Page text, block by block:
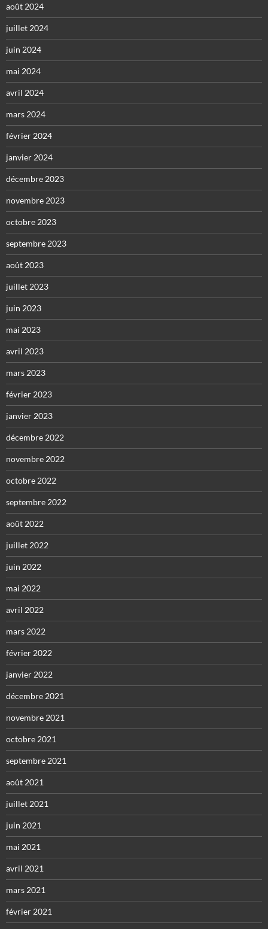
août 2024
juillet 2024
juin 2024
mai 2024
avril 2024
mars 2024
février 2024
janvier 2024
décembre 2023
novembre 2023
octobre 2023
septembre 2023
août 2023
juillet 2023
juin 2023
mai 2023
avril 2023
mars 2023
février 2023
janvier 2023
décembre 2022
novembre 2022
octobre 2022
septembre 2022
août 2022
juillet 2022
juin 2022
mai 2022
avril 2022
mars 2022
février 2022
janvier 2022
décembre 2021
novembre 2021
octobre 2021
septembre 2021
août 2021
juillet 2021
juin 2021
mai 2021
avril 2021
mars 2021
février 2021